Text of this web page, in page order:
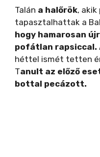
Talán a halőrök,
tapasztalhattak a
hogy hamarosan
pofátlan rapsiccal.
héttel ismét tetten
Tanult az előző
bottal pecázott.